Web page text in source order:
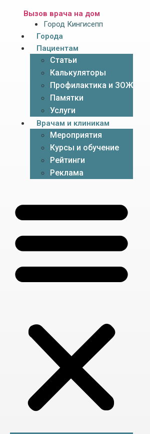
Вызов врача на дом
Город Кингисепп
Города
Пациентам
Статьи
Калькуляторы
Профилактика и ЗОЖ
Памятки
Услуги
Врачам и клиникам
Мероприятия
Курсы и обучение
Рейтинги
Реклама